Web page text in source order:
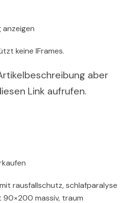
keine IFrames.
aber
Link aufrufen.
rausfallschutz, schlafparalyse
massiv, traum